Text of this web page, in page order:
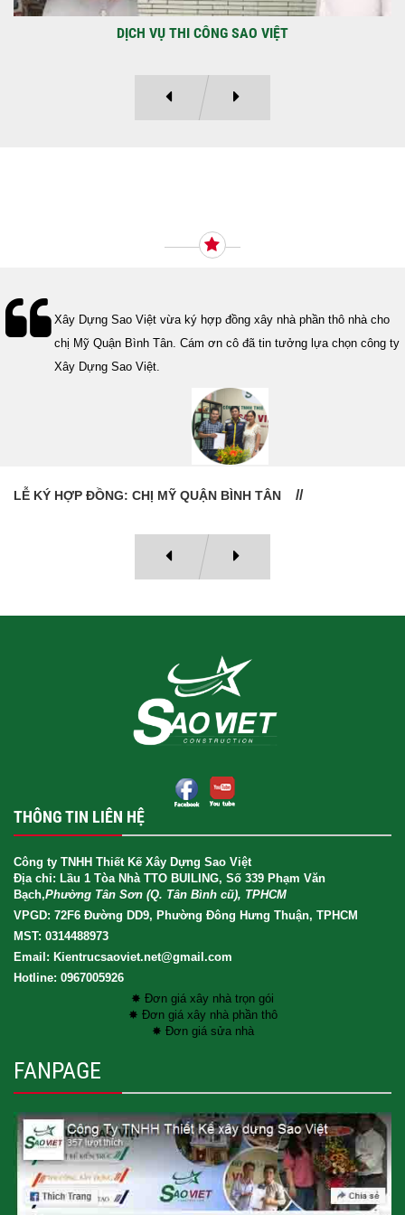
DỰ ÁN BAO GỒM TRỆT, 3 LẦU VÀ SÂN THƯỢNG ANH THANH
Lễ bàn giao nhà cho gia đình Cô Vân quận 11. Cám ơn anh Tính
đã tin tưởng, lựa chọn công ty Xây Dựng Sao Việt.
LỄ BÀN GIAO NHÀ: CÔ VÂN QUẬN 11
THÔNG TIN LIÊN HỆ
Công ty TNHH Thiết Kế Xây Dựng Sao Việt
Địa chỉ: Lầu 1 Tòa Nhà TTO BUILING, Số 339 Phạm Văn
Bạch,Phường Tân Sơn (Q. Tân Bình cũ), TPHCM
VPGD: 72F6 Đường DD9, Phường Đông Hưng Thuận, TPHCM
MST: 0314488973
Email: Kientrucsaoviet.net@gmail.com
Hotline: 0967005926
✸ Đơn giá xây nhà trọn gói
✸ Đơn giá xây nhà phần thô
✸ Đơn giá sửa nhà
FANPAGE